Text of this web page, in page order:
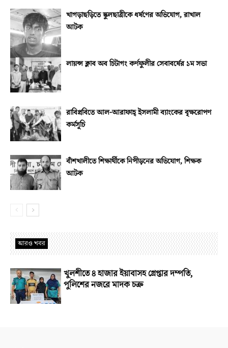
খাগড়াছড়িতে স্কুলছাত্রীকে ধর্ষণের অভিযোগ, রাখাল
আটক
লায়ন্স ক্লাব অব চিটাগং কর্ণফুলীর সেবাবর্ষের ১ম সভা
রাবিপ্রবিতে আল-আরাফাহ্‌ ইসলামী ব্যাংকের বৃক্ষরোপণ
কর্মসূচি
বাঁশখালীতে শিক্ষার্থীকে নিপীড়নের অভিযোগ, শিক্ষক
আটক
আরও খবর
খুলশীতে ৪ হাজার ইয়াবাসহ গ্রেপ্তার দম্পতি,
পুলিশের নজরে মাদক চক্র